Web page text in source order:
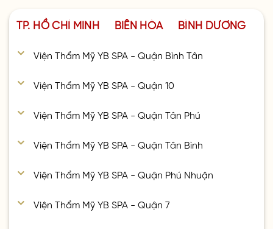
TP. HỒ CHÍ MINH BIÊN HÒA BÌNH DƯƠNG
Viện Thẩm Mỹ YB SPA - Quận Bình Tân
Viện Thẩm Mỹ YB SPA - Quận 10
Viện Thẩm Mỹ YB SPA - Quận Tân Phú
Viện Thẩm Mỹ YB SPA - Quận Tân Bình
Viện Thẩm Mỹ YB SPA - Quận Phú Nhuận
Viện Thẩm Mỹ YB SPA - Quận 7